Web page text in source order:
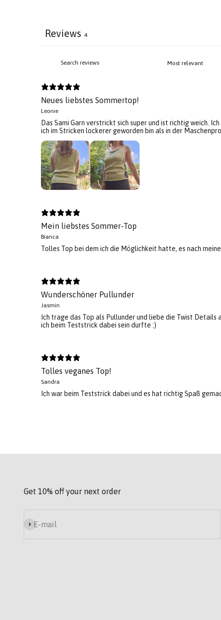
Reviews 4
Neues liebstes Sommertop!
Leonie
Das Sami Garn verstrickt sich super und ist richtig weich.
ich im Stricken lockerer geworden bin als in der
Mein liebstes Sommer-Top
Bianca
Tolles Top bei dem ich die Möglichkeit hatte, es nach
Wunderschöner Pullunder
Jasmin
Ich trage das Top als Pullunder und liebe die Twist
ich beim Teststrick dabei sein durfte :)
Tolles veganes Top!
Sandra
Ich war beim Teststrick dabei und es hat richtig Spaß
Get 10% off your next order
E-mail
Subscribe